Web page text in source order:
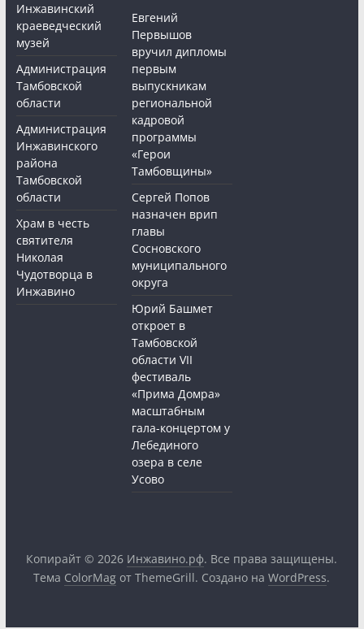
Инжавинский
краеведческий
музей
Администрация
Тамбовской
области
Администрация
Инжавинского
района
Тамбовской
области
Храм в честь
святителя
Николая
Чудотворца в
Инжавино
Евгений
Первышов
вручил дипломы
первым
выпускникам
региональной
кадровой
программы
«Герои
Тамбовщины»
Сергей Попов
назначен врип
главы
Сосновского
муниципального
округа
Юрий Башмет
откроет в
Тамбовской
области VII
фестиваль
«Прима Домра»
масштабным
гала-концертом у
Лебединого
озера в селе
Усово
Копирайт © 2026 Инжавино.рф. Все права защищены.
Тема ColorMag от ThemeGrill. Создано наWordPress.